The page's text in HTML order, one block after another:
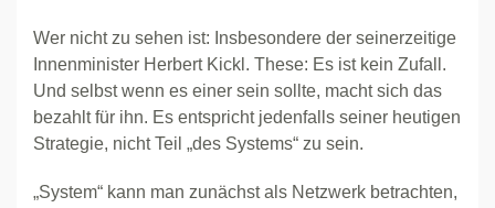
Wer nicht zu sehen ist: Insbesondere der seinerzeitige
Innenminister Herbert Kickl. These: Es ist kein Zufall.
Und selbst wenn es einer sein sollte, macht sich das
bezahlt für ihn. Es entspricht jedenfalls seiner heutigen
Strategie, nicht Teil „des Systems“ zu sein.
„System“ kann man zunächst als Netzwerk betrachten,